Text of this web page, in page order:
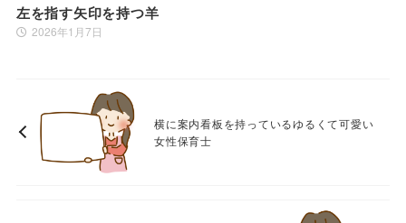
左を指す矢印を持つ羊
2026年1月7日
横に案内看板を持っているゆるくて可愛い
女性保育士